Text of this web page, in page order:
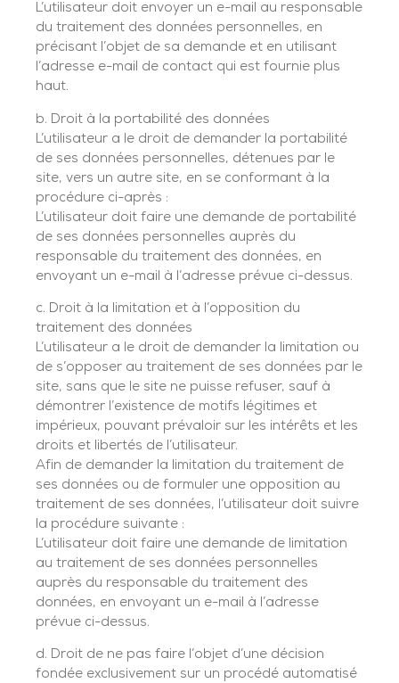
L’utilisateur doit envoyer un e-mail au responsable
du traitement des données personnelles, en
précisant l’objet de sa demande et en utilisant
l’adresse e-mail de contact qui est fournie plus
haut.
b. Droit à la portabilité des données
L’utilisateur a le droit de demander la portabilité
de ses données personnelles, détenues par le
site, vers un autre site, en se conformant à la
procédure ci-après :
L’utilisateur doit faire une demande de portabilité
de ses données personnelles auprès du
responsable du traitement des données, en
envoyant un e-mail à l’adresse prévue ci-dessus.
c. Droit à la limitation et à l’opposition du
traitement des données
L’utilisateur a le droit de demander la limitation ou
de s’opposer au traitement de ses données par le
site, sans que le site ne puisse refuser, sauf à
démontrer l’existence de motifs légitimes et
impérieux, pouvant prévaloir sur les intérêts et les
droits et libertés de l’utilisateur.
Afin de demander la limitation du traitement de
ses données ou de formuler une opposition au
traitement de ses données, l’utilisateur doit suivre
la procédure suivante :
L’utilisateur doit faire une demande de limitation
au traitement de ses données personnelles
auprès du responsable du traitement des
données, en envoyant un e-mail à l’adresse
prévue ci-dessus.
d. Droit de ne pas faire l’objet d’une décision
fondée exclusivement sur un procédé automatisé